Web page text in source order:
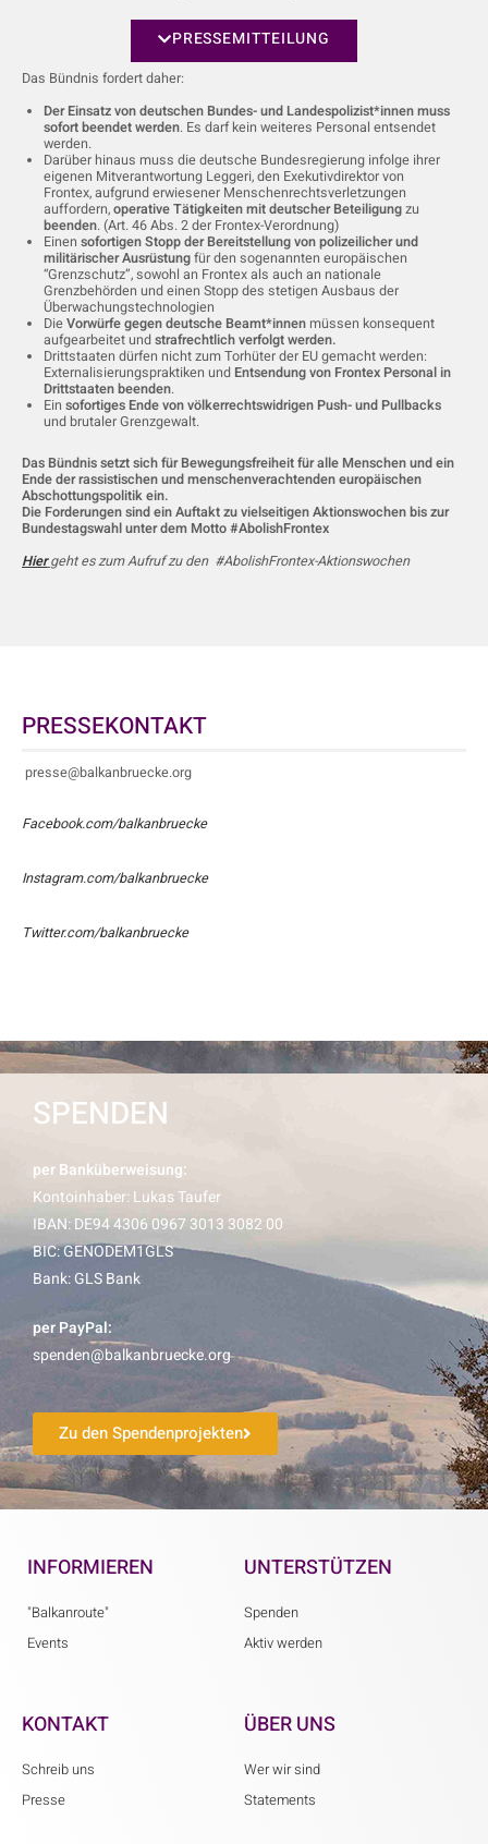
PRESSEMITTEILUNG
Das Bündnis fordert daher:
Der Einsatz von deutschen Bundes- und Landespolizist*innen muss
sofort beendet werden. Es darf kein weiteres Personal entsendet
werden.
Darüber hinaus muss die deutsche Bundesregierung infolge ihrer
eigenen Mitverantwortung Leggeri, den Exekutivdirektor von
Frontex, aufgrund erwiesener Menschenrechtsverletzungen
auffordern,operative Tätigkeiten mit deutscher Beteiligungzu
beenden. (Art. 46 Abs. 2 der Frontex-Verordnung)
Einen sofortigen Stopp der Bereitstellung von polizeilicher und
militärischer Ausrüstungfür den sogenannten europäischen
“Grenzschutz”, sowohl an Frontex als auch an nationale
Grenzbehörden und einen Stopp des stetigen Ausbaus der
Überwachungstechnologien
DieVorwürfe gegen deutsche Beamt*innen müssen konsequent
aufgearbeitet undstrafrechtlich verfolgt werden.
Drittstaaten dürfen nicht zum Torhüter der EU gemacht werden:
Externalisierungspraktiken und Entsendung von Frontex Personal in
Drittstaaten beenden.
Ein sofortiges Ende von völkerrechtswidrigen Push- und Pullbacks
und brutaler Grenzgewalt.
Das Bündnis setzt sich für Bewegungsfreiheit für alle Menschen und ein
Ende der rassistischen und menschenverachtenden europäischen
Abschottungspolitik ein.
Die Forderungen sind ein Auftakt zu vielseitigen Aktionswochen bis zur
Bundestagswahl unter dem Motto #AbolishFrontex
Hier geht es zum Aufruf zu den #AbolishFrontex-Aktionswochen
PRESSEKONTAKT
presse@balkanbruecke.org
Facebook.com/balkanbruecke
Instagram.com/balkanbruecke
Twitter.com/balkanbruecke
SPENDEN
per Banküberweisung:
Kontoinhaber: Lukas Taufer
IBAN: DE94 4306 0967 3013 3082 00
BIC: GENODEM1GLS
Bank: GLS Bank
per PayPal:
spenden@balkanbruecke.org
Zu den Spendenprojekten
INFORMIEREN
"Balkanroute"
Events
UNTERSTÜTZEN
Spenden
Aktiv werden
KONTAKT
Schreib uns
Presse
ÜBER UNS
Wer wir sind
Statements